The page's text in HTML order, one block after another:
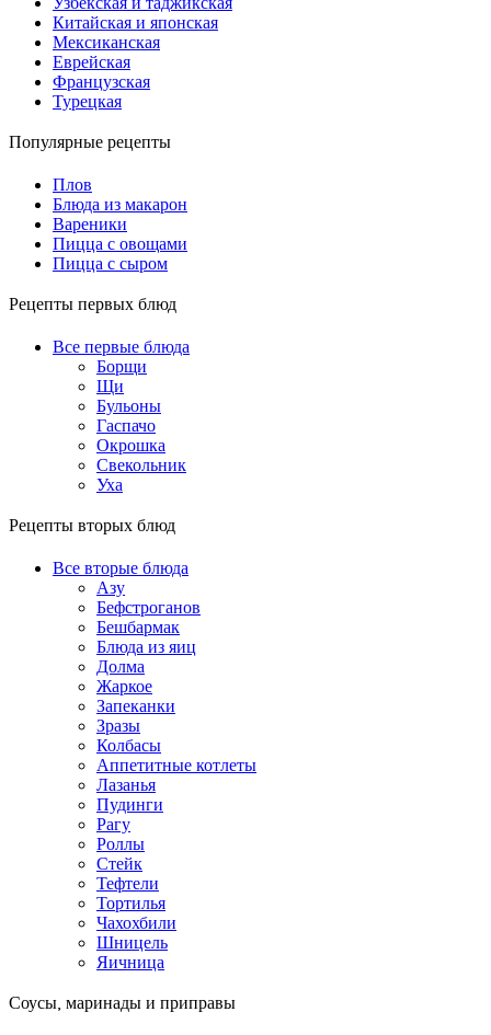
Китайская и японская
Мексиканская
Еврейская
Французская
Турецкая
Популярные рецепты
Плов
Блюда из макарон
Вареники
Пицца с овощами
Пицца с сыром
Рецепты первых блюд
Все первые блюда
Борщи
Щи
Бульоны
Гаспачо
Окрошка
Свекольник
Уха
Рецепты вторых блюд
Все вторые блюда
Азу
Бефстроганов
Бешбармак
Блюда из яиц
Долма
Жаркое
Запеканки
Зразы
Колбасы
Аппетитные котлеты
Лазанья
Пудинги
Рагу
Роллы
Стейк
Тефтели
Тортилья
Чахохбили
Шницель
Яичница
Соусы, маринады и приправы